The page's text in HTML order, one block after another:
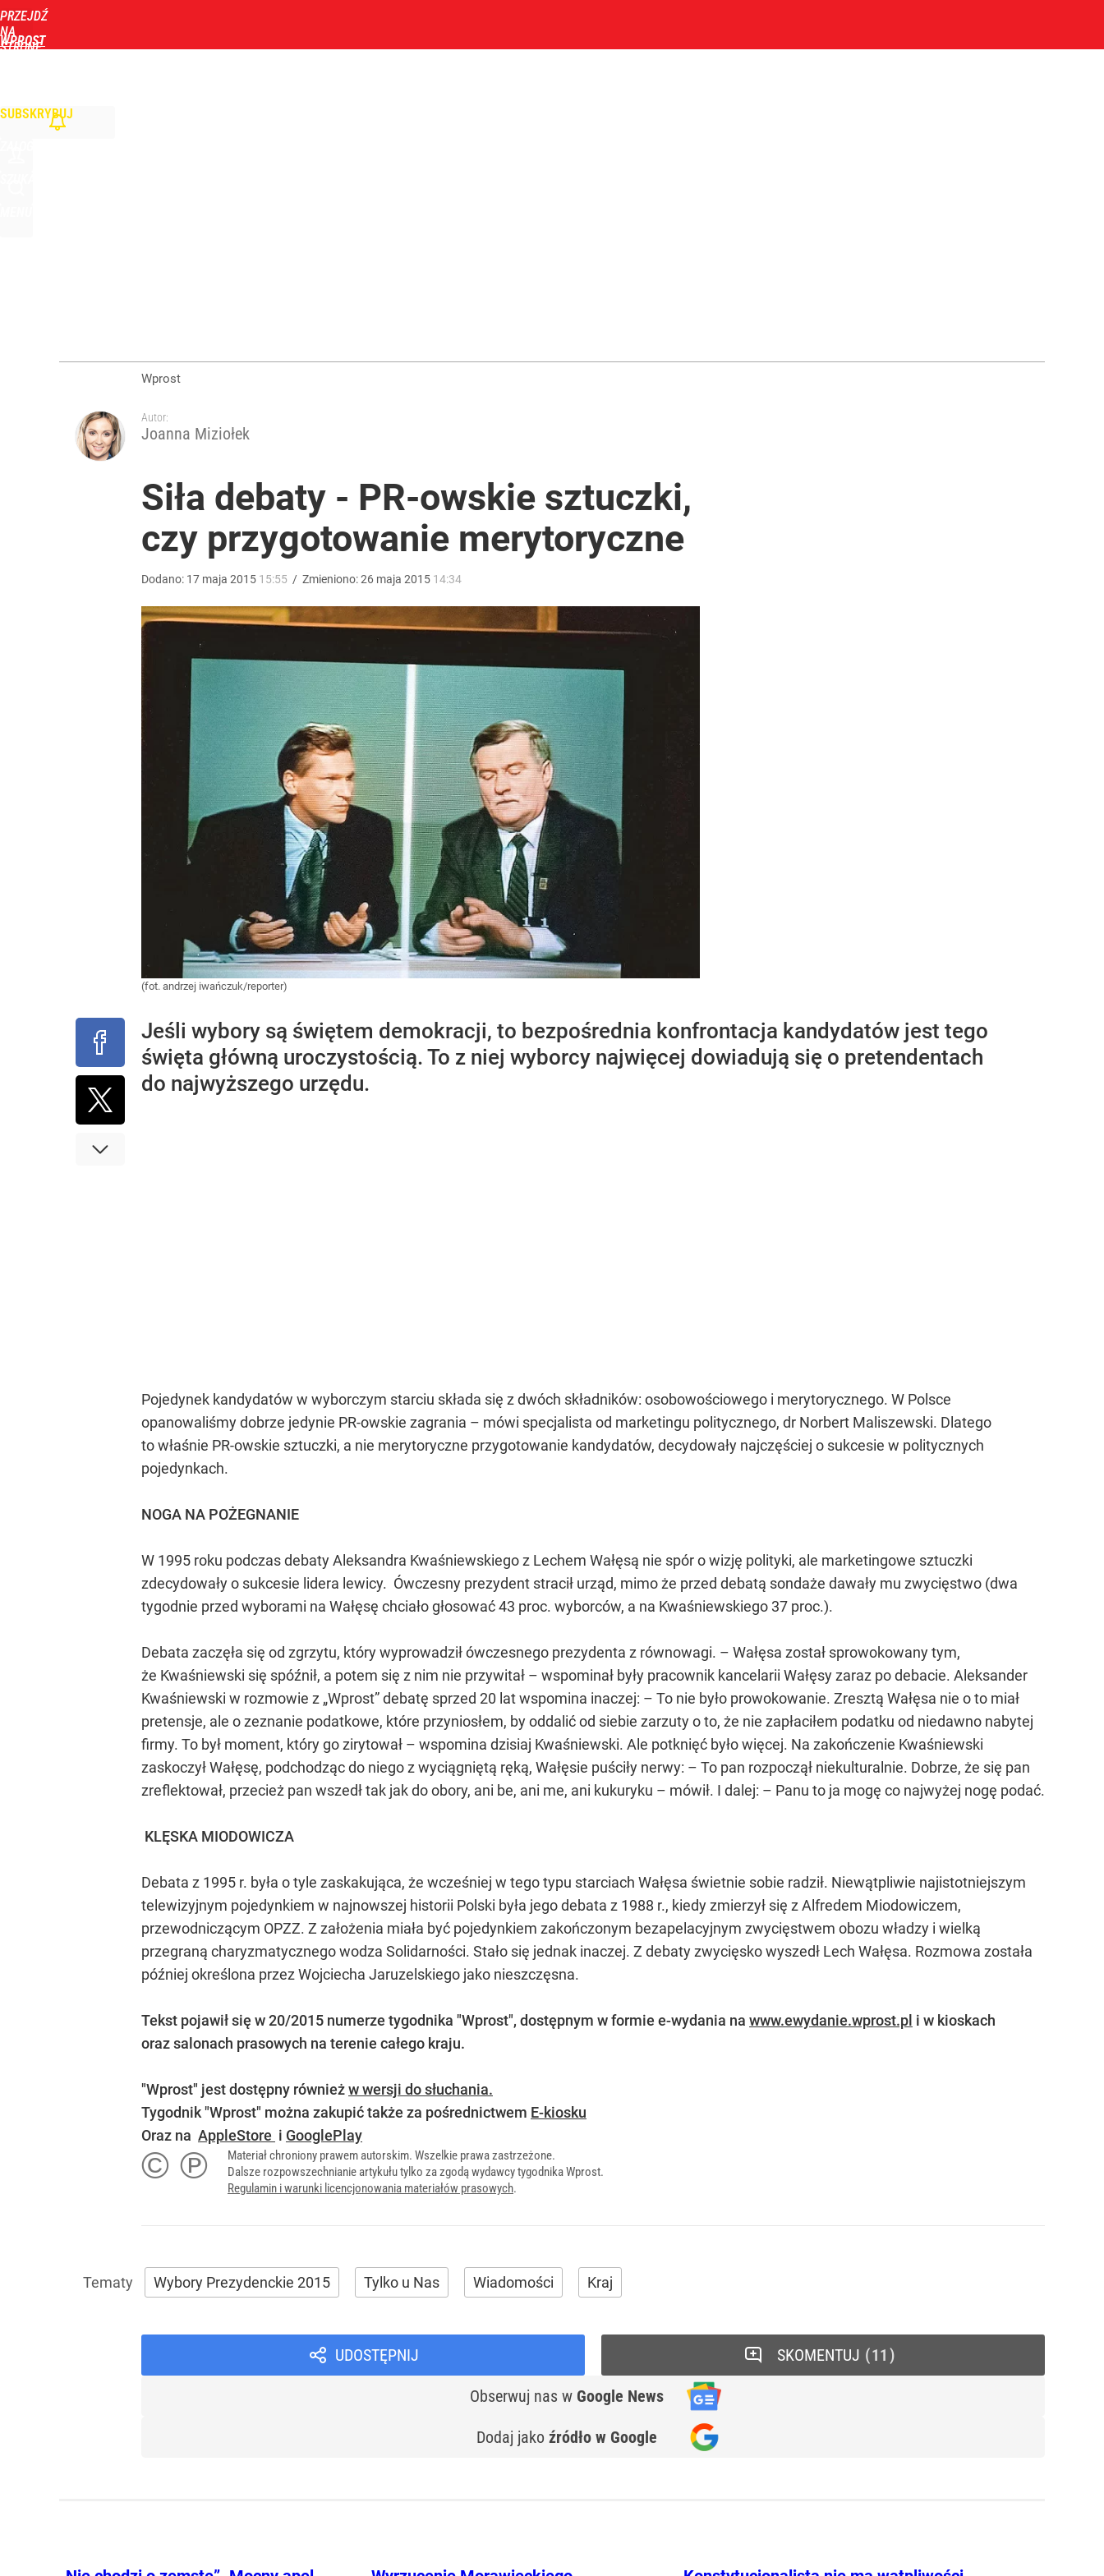
PRZEJDŹ
NA
STRONĘ
WPROST
SUBSKRYBUJ
Wprost
Autor:
Joanna Miziołek
Siła debaty - PR-owskie sztuczki,
czy przygotowanie merytoryczne
Dodano: 17 maja 2015 15:55 / Zmieniono:26 maja 2015 14:34
(fot. andrzej iwańczuk/reporter)
Jeśli wybory są świętem demokracji, to bezpośrednia konfrontacja kandydatów jest tego
święta główną uroczystością. To z niej wyborcy najwięcej dowiadują się o pretendentach
do najwyższego urzędu.
Pojedynek kandydatów w wyborczym starciu składa się z dwóch składników: osobowościowego i merytorycznego. W Polsce
opanowaliśmy dobrze jedynie PR-owskie zagrania – mówi specjalista od marketingu politycznego, dr Norbert Maliszewski. Dlatego
to właśnie PR-owskie sztuczki, a nie merytoryczne przygotowanie kandydatów, decydowały najczęściej o sukcesie w politycznych
pojedynkach.
NOGA NA POŻEGNANIE
W 1995 roku podczas debaty Aleksandra Kwaśniewskiego z Lechem Wałęsą nie spór o wizję polityki, ale marketingowe sztuczki
zdecydowały o sukcesie lidera lewicy. Ówczesny prezydent stracił urząd, mimo że przed debatą sondaże dawały mu zwycięstwo (dwa
tygodnie przed wyborami na Wałęsę chciało głosować 43 proc. wyborców, a na Kwaśniewskiego 37 proc.).
Debata zaczęła się od zgrzytu, który wyprowadził ówczesnego prezydenta z równowagi. – Wałęsa został sprowokowany tym,
że Kwaśniewski się spóźnił, a potem się z nim nie przywitał – wspominał były pracownik kancelarii Wałęsy zaraz po debacie. Aleksander
Kwaśniewski w rozmowie z „Wprost” debatę sprzed 20 lat wspomina inaczej: – To nie było prowokowanie. Zresztą Wałęsa nie o to miał
pretensje, ale o zeznanie podatkowe, które przyniosłem, by oddalić od siebie zarzuty o to, że nie zapłaciłem podatku od niedawno nabytej
firmy. To był moment, który go zirytował – wspomina dzisiaj Kwaśniewski. Ale potknięć było więcej. Na zakończenie Kwaśniewski
zaskoczył Wałęsę, podchodząc do niego z wyciągniętą ręką, Wałęsie puściły nerwy: – To pan rozpoczął niekulturalnie. Dobrze, że się pan
zreflektował, przecież pan wszedł tak jak do obory, ani be, ani me, ani kukuryku – mówił. I dalej: – Panu to ja mogę co najwyżej nogę podać.
KLĘSKA MIODOWICZA
Debata z 1995 r. była o tyle zaskakująca, że wcześniej w tego typu starciach Wałęsa świetnie sobie radził. Niewątpliwie najistotniejszym
telewizyjnym pojedynkiem w najnowszej historii Polski była jego debata z 1988 r., kiedy zmierzył się z Alfredem Miodowiczem,
przewodniczącym OPZZ. Z założenia miała być pojedynkiem zakończonym bezapelacyjnym zwycięstwem obozu władzy i wielką
przegraną charyzmatycznego wodza Solidarności. Stało się jednak inaczej. Z debaty zwycięsko wyszedł Lech Wałęsa. Rozmowa została
później określona przez Wojciecha Jaruzelskiego jako nieszczęsna.
Tekst pojawił się w20/2015 numerze tygodnika "Wprost", dostępnym w formie e-wydania na www.ewydanie.wprost.pl i w kioskach
oraz salonach prasowych na terenie całego kraju.
"Wprost" jest dostępny równieżw wersji do słuchania.
Tygodnik "Wprost" można zakupić także za pośrednictwem E-kiosku
Oraz na AppleStore i GooglePlay
© ℗
Materiał chroniony prawem autorskim. Wszelkie prawa zastrzeżone.
Dalsze rozpowszechnianie artykułu tylko za zgodą wydawcy tygodnika Wprost.
Regulamin i warunki licencjonowania materiałów prasowych.
Wybory Prezydenckie 2015 Tylko u Nas Wiadomości Kraj
UDOSTĘPNIJ
Obserwuj nas w Google News
Dodaj jako źródło w Google
SKOMENTUJ 11